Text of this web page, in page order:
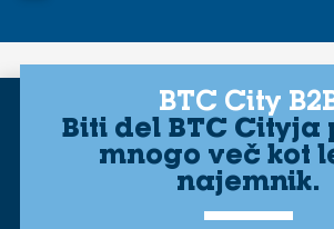
BTC City
Biti del BTC Cityja
mnogo več kot
najemnik.